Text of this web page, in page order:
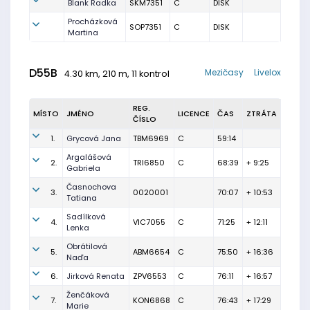
Blank Radka SKM7351 C
DISK
Procházková
Martina
SOP7351 C DISK
D55B 4.30 km, 210 m, 11 kontrol Livelox
Mezičasy
MÍSTO JMÉNO
REG.
ČÍSLO
LICENCE ČAS ZTRÁTA
1. Grycová Jana TBM6969 C 59:14
2.
Argalášová
Gabriela
TRI6850 C 68:39 + 9:25
3.
Časnochova
Tatiana
0020001 70:07 + 10:53
4.
Sadílková
Lenka
VIC7055 C 71:25 + 12:11
5.
Obrátilová
Naďa
ABM6654 C 75:50 + 16:36
6. Jirková Renata ZPV6553 C 76:11 + 16:57
7.
Ženčáková
Marie
KON6868 C 76:43 + 17:29